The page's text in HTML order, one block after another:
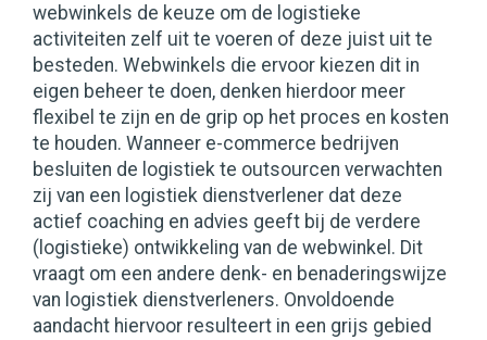
webwinkels de keuze om de logistieke
activiteiten zelf uit te voeren of deze juist uit te
besteden. Webwinkels die ervoor kiezen dit in
eigen beheer te doen, denken hierdoor meer
flexibel te zijn en de grip op het proces en kosten
te houden. Wanneer e-commerce bedrijven
besluiten de logistiek te outsourcen verwachten
zij van een logistiek dienstverlener dat deze
actief coaching en advies geeft bij de verdere
(logistieke) ontwikkeling van de webwinkel. Dit
vraagt om een andere denk- en benaderingswijze
van logistiek dienstverleners. Onvoldoende
aandacht hiervoor resulteert in een grijs gebied